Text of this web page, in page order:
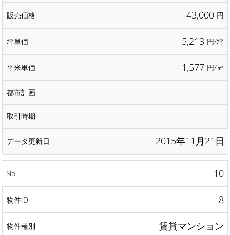
43,000 円
5,213 円/坪
1,577 円/㎡
2015年11月21日
10
8
賃貸マンション